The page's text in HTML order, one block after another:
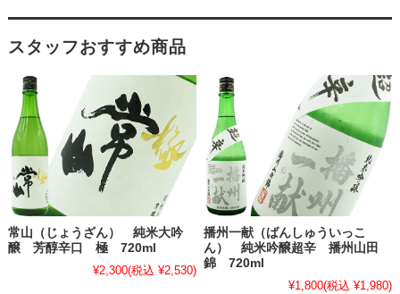
スタッフおすすめ商品
常山（じょうざん） 純米大吟
醸 芳醇辛口 極 720ml
¥2,300(税込 ¥2,530)
播州一献（ばんしゅういっこ
ん） 純米吟醸超辛 播州山田
錦 720ml
¥1,800(税込 ¥1,980)